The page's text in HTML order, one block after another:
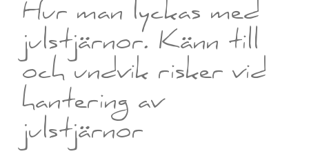
Hur man lyckas med
julstjärnor. Känn till
och undvik risker vid
hantering av
julstjärnor